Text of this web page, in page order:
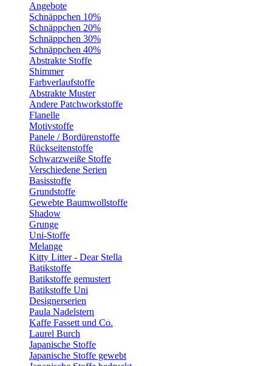
Angebote
Schnäppchen 10%
Schnäppchen 20%
Schnäppchen 30%
Schnäppchen 40%
Abstrakte Stoffe
Shimmer
Farbverlaufstoffe
Abstrakte Muster
Andere Patchworkstoffe
Flanelle
Motivstoffe
Panele / Bordürenstoffe
Rückseitenstoffe
Schwarzweiße Stoffe
Verschiedene Serien
Basisstoffe
Grundstoffe
Gewebte Baumwollstoffe
Shadow
Grunge
Uni-Stoffe
Melange
Kitty Litter - Dear Stella
Batikstoffe
Batikstoffe gemustert
Batikstoffe Uni
Designerserien
Paula Nadelstern
Kaffe Fassett und Co.
Laurel Burch
Japanische Stoffe
Japanische Stoffe gewebt